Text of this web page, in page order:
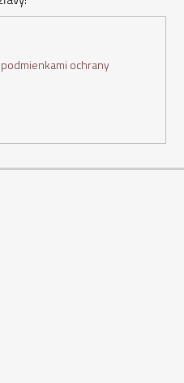
podmienkami ochrany